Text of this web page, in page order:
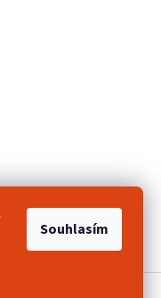
Souhlasím
akce 2+1 zdarma